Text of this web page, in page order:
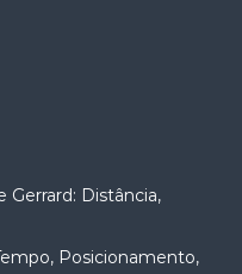
Gerrard: Distância,
Posicionamento,